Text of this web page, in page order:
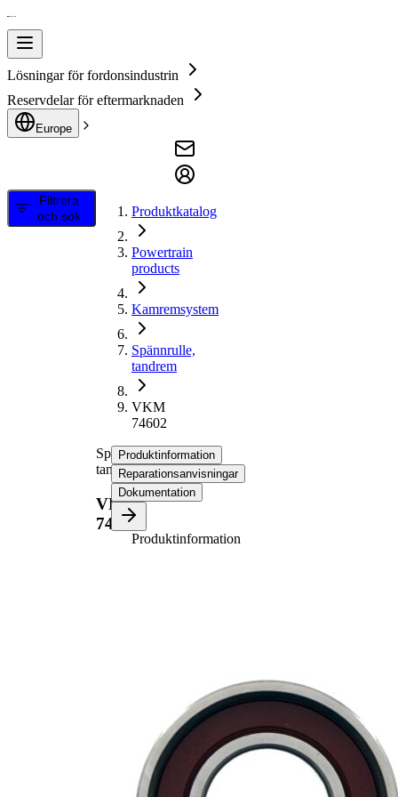
Lösningar för fordonsindustrin
Reservdelar för eftermarknaden
Europe
Filtrera
och sök
Produktkatalog
Powertrain
products
Kamremsystem
Spännrulle,
tandrem
VKM
74602
Spännrulle,
tandrem
VKM
74602
Produktinformation
Reparationsanvisningar
Dokumentation
Produktinformation